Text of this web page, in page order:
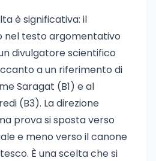
è significativa: il
nel testo argomentativo
divulgatore scientifico
a un riferimento di
Saragat (B1) e al
(B3). La direzione
prova si sposta verso
e meno verso il canone
È una scelta che si